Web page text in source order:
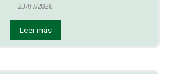
23/07/2026
Leer más